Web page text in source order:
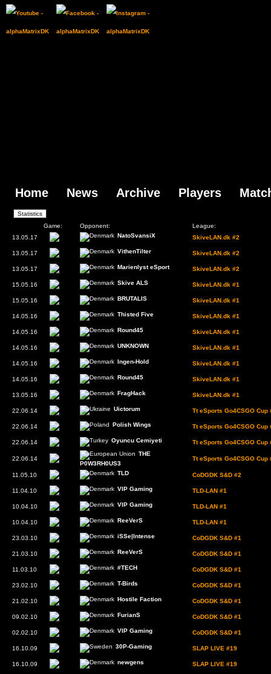
Home News Archive Players
Game: Opponent:
League:
13.05.17
NatoSvansiX SkiveLAN.dk #2
13.05.17 VithenTilter SkiveLAN.dk #2
13.05.17 Marienlyst eSport SkiveLAN.dk #2
15.05.16 Skive ALS SkiveLAN.dk #1
15.05.16 BRUTALIS SkiveLAN.dk #1
14.05.16 Thisted Five SkiveLAN.dk #1
14.05.16 Round45 SkiveLAN.dk #1
14.05.16 UNKNOWN SkiveLAN.dk #1
14.05.16 Ingen-Hold SkiveLAN.dk #1
14.05.16 Round45 SkiveLAN.dk #1
13.05.16 FragHack SkiveLAN.dk #1
22.06.14 Uictorum Tt eSports Go4CSGO Cup
22.06.14 Polish Wings Tt eSports Go4CSGO Cup
22.06.14 Oyuncu Cemiyeti Tt eSports Go4CSGO Cup
22.06.14
THE
P0W3RH0US3
Tt eSports Go4CSGO Cup
11.05.10 TLD CoDGDK S&D #2
11.04.10 VIP Gaming TLD-LAN #1
10.04.10 VIP Gaming TLD-LAN #1
10.04.10 ReeVerS TLD-LAN #1
23.03.10 iSSe|Intense CoDGDK S&D #1
21.03.10 ReeVerS CoDGDK S&D #1
11.03.10 #TECH CoDGDK S&D #1
23.02.10 T-Birds CoDGDK S&D #1
21.02.10 Hostile Faction CoDGDK S&D #1
09.02.10 FurianS CoDGDK S&D #1
02.02.10 VIP Gaming CoDGDK S&D #1
16.10.09 30P-Gaming SLAP LIVE #19
16.10.09 newgens SLAP LIVE #19